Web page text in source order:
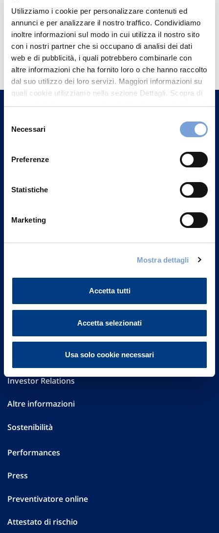
Utilizziamo i cookie per personalizzare contenuti ed
annunci e per analizzare il nostro traffico. Condividiamo
inoltre informazioni sul modo in cui utilizza il nostro sito
con i nostri partner che si occupano di analisi dei dati
web e di pubblicità, i quali potrebbero combinarle con
altre informazioni che ha fornito loro o che hanno raccolto
dal suo utilizzo dei loro servizi. Maggiori informazioni su
quali cookie utilizziamo nella sezione Dettagli. Scopra di
più su chi siamo, come può contattarci e come trattiamo i
può trovare nel footer del sito nella sezione "Informativa
delNecessari
Preferenze
Statistiche
Marketing
Mostra dettagli
Accetta tutti
Accetta selezionati
Usa solo cookie necessari
Hai bisogno di
informazioni?
Trova l'Agenzia più vicina a te e parla con
un nostro Agente.
Vittoria Assicurazioni S.p.A.
Part. IVA 01329510158
FAQ
Investor Relations
Altre informazioni
Sostenibilità
Performances
Press
Preventivatore online
Attestato di rischio